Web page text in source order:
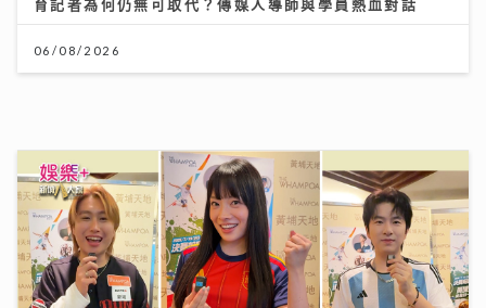
世界盃決賽｜《聲秀》冠亞季軍人馬都愛睇波 馮熙燮 柯
雨霏 胡子貝 邊個係西班牙鐵粉？